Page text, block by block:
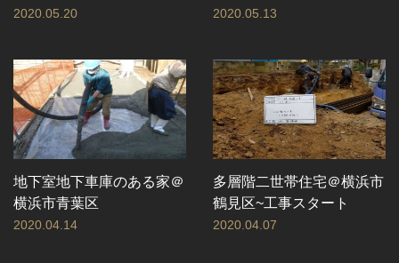
弾力化について by国土交
2020.05.20 2020.05.13
地下室地下車庫のある家＠
横浜市青葉区
2020.04.14
多層階二世帯住宅＠横浜市
鶴見区~工事スタート
2020.04.07